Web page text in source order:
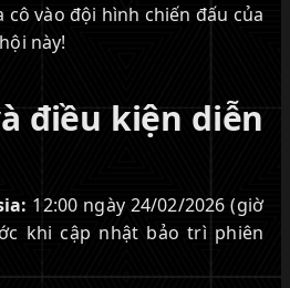
vào đội hình chiến đấu của
này!
điều kiện diễn
12:00 ngày 24/02/2026 (giờ
khi cập nhật bảo trì phiên